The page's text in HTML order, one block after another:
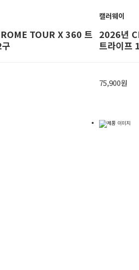
TOUR X 360 트
캘러웨이
2026년
트라이프
75,900원